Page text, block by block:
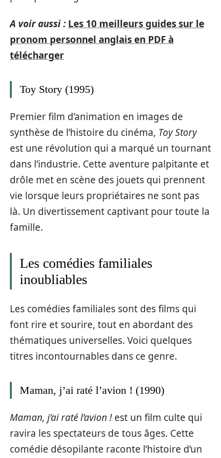
A voir aussi : Les 10 meilleurs guides sur le
pronom personnel anglais en PDF à
télécharger
Toy Story (1995)
Premier film d’animation en images de
synthèse de l’histoire du cinéma, Toy Story
est une révolution qui a marqué un tournant
dans l’industrie. Cette aventure palpitante et
drôle met en scène des jouets qui prennent
vie lorsque leurs propriétaires ne sont pas
là. Un divertissement captivant pour toute la
famille.
Les comédies familiales
inoubliables
Les comédies familiales sont des films qui
font rire et sourire, tout en abordant des
thématiques universelles. Voici quelques
titres incontournables dans ce genre.
Maman, j’ai raté l’avion ! (1990)
Maman, j’ai raté l’avion ! est un film culte qui
ravira les spectateurs de tous âges. Cette
comédie désopilante raconte l’histoire d’un